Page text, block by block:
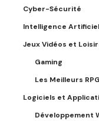
Cyber-Sécurité
Intelligence
Jeux Vidéos et
Gaming
Les Meilleurs
Logiciels et
Développement